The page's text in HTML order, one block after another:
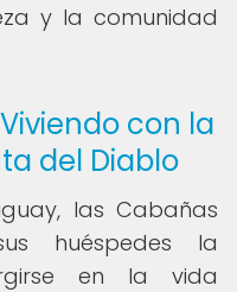
y la comunidad
con la
del Diablo
las Cabañas
huéspedes la
en la vida